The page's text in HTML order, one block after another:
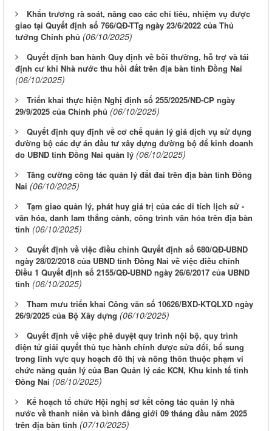
Khẩn trương rà soát, nâng cao các chỉ tiêu, nhiệm vụ được
giao tại Quyết định số 766/QĐ-TTg ngày 23/6/2022 của Thủ
tướng Chính phủ (06/10/2025)
Quyết định ban hành Quy định về bồi thường, hỗ trợ và tái
định cư khi Nhà nước thu hồi đất trên địa bàn tỉnh Đồng Nai
(06/10/2025)
Triển khai thực hiện Nghị định số 255/2025/NĐ-CP ngày
29/9/2025 của Chính phủ (06/10/2025)
Quyết định quy định về cơ chế quản lý giá dịch vụ sử dụng
đường bộ các dự án đầu tư xây dựng đường bộ để kinh doanh
do UBND tỉnh Đồng Nai quản lý (06/10/2025)
Tăng cường công tác quản lý đất đai trên địa bàn tỉnh Đồng
Nai (06/10/2025)
Tạm giao quản lý, phát huy giá trị của các di tích lịch sử -
văn hóa, danh lam thắng cảnh, công trình văn hóa trên địa bàn
tỉnh (06/10/2025)
Quyết định về việc điều chỉnh Quyết định số 680/QĐ-UBND
ngày 28/02/2018 của UBND tỉnh Đồng Nai về việc điều chỉnh
Điều 1 Quyết định số 2155/QĐ-UBND ngày 26/6/2017 của UBND
tỉnh (06/10/2025)
Tham mưu triển khai Công văn số 10626/BXD-KTQLXD ngày
26/9/2025 của Bộ Xây dựng (06/10/2025)
Quyết định về việc phê duyệt quy trình nội bộ, quy trình
điện tử giải quyết thủ tục hành chính được sửa đổi, bổ sung
trong lĩnh vực quy hoạch đô thị và nông thôn thuộc phạm vi
chức năng quản lý của Ban Quản lý các KCN, Khu kinh tế tỉnh
Đồng Nai (06/10/2025)
Kế hoạch tổ chức Hội nghị sơ kết công tác quản lý nhà
nước về thanh niên và bình đẳng giới 09 tháng đầu năm 2025
trên địa bàn tỉnh (07/10/2025)